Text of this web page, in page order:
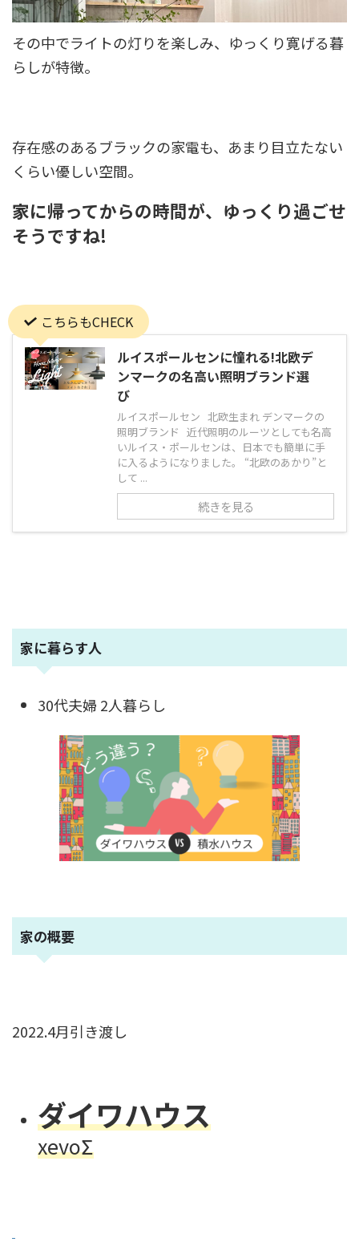
その中でライトの灯りを楽しみ、ゆっくり寛げる暮
らしが特徴。
存在感のあるブラックの家電も、あまり目立たない
くらい優しい空間。
家に帰ってからの時間が、ゆっくり過ごせ
そうですね!
こちらもCHECK
ルイスポールセンに憧れる!北欧デ
ンマークの名高い照明ブランド選
び
ルイスポールセン 北欧生まれ デンマークの
照明ブランド 近代照明のルーツとしても名高
いルイス・ポールセンは、日本でも簡単に手
に入るようになりました。 “北欧のあかり”と
して ...
続きを見る
家に暮らす人
30代夫婦 2人暮らし
家の概要
2022.4月引き渡し
ダイワハウス
xevoΣ